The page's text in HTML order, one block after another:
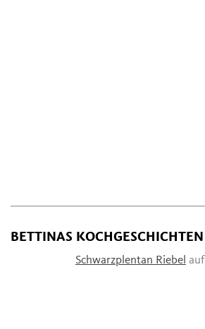
BETTINAS KOCHGESCHICHTEN
Schwarzplentan Riebel auf